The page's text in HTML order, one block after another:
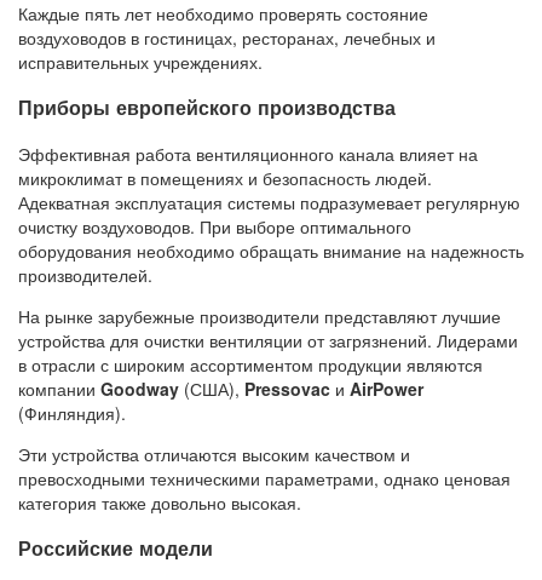
Каждые пять лет необходимо проверять состояние
воздуховодов в гостиницах, ресторанах, лечебных и
исправительных учреждениях.
Приборы европейского производства
Эффективная работа вентиляционного канала влияет на
микроклимат в помещениях и безопасность людей.
Адекватная эксплуатация системы подразумевает регулярную
очистку воздуховодов. При выборе оптимального
оборудования необходимо обращать внимание на надежность
производителей.
На рынке зарубежные производители представляют лучшие
устройства для очистки вентиляции от загрязнений. Лидерами
в отрасли с широким ассортиментом продукции являются
компании Goodway (США), Pressovac и AirPower
(Финляндия).
Эти устройства отличаются высоким качеством и
превосходными техническими параметрами, однако ценовая
категория также довольно высокая.
Российские модели